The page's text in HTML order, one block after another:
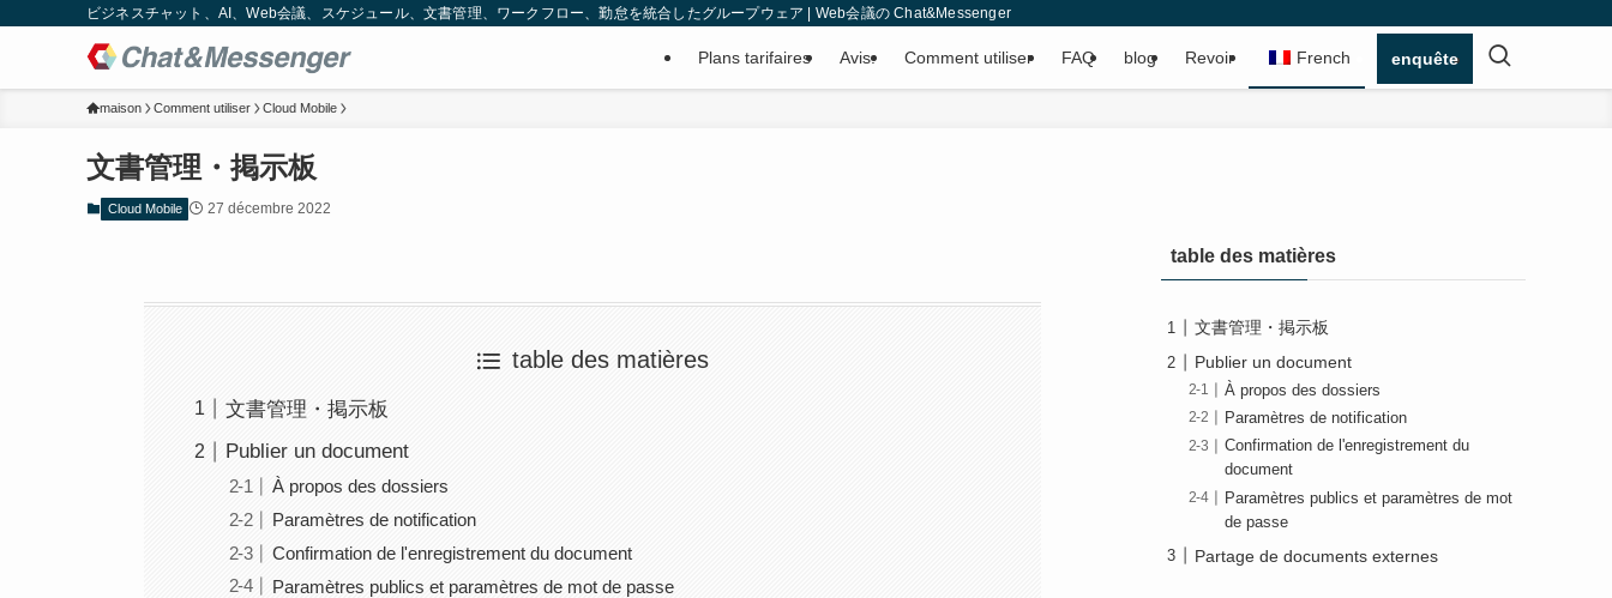
ビジネスチャット、AI、Web会議、スケジュール、文書管理、ワークフロー、勤怠を統合したグループウェア | Web会議の Chat&Messenger
Plans tarifaires Avis. Comment utiliser FAQ blog Revoir French enquête
maison Comment utiliser Cloud Mobile
文書管理・掲示板
Cloud Mobile 27 décembre 2022
table des matières
文書管理・掲示板
Publier un document
À propos des dossiers
Paramètres de notification
Confirmation de l'enregistrement du document
Paramètres publics et paramètres de mot de passe
table des matières
文書管理・掲示板
Publier un document
À propos des dossiers
Paramètres de notification
Confirmation de l'enregistrement du
document
Paramètres publics et paramètres de mot
de passe
Partage de documents externes